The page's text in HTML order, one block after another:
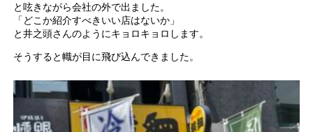
と呟きながら会社の外で出ました。
「どこか紹介すべきいい店はないか」
と井之頭さんのようにキョロキョロします。
そうすると幟が目に飛び込んできました。